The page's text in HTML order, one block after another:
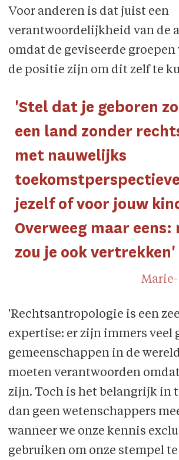
Voor anderen is dat juist een
verantwoordelijkheid van de
omdat de geviseerde
de positie zijn om dit zelf te
'Stel dat je geboren
een land zonder
met nauwelijks
jezelf of voor jouw
Overweeg maar eens:
zou je ook vertrekken'
'Rechtsantropologie is een
expertise: er zijn immers veel
gemeenschappen in de
moeten verantwoorden omdat
zijn. Toch is het belangrijk in
dan geen wetenschappers
wanneer we onze kennis
gebruiken om onze stempel